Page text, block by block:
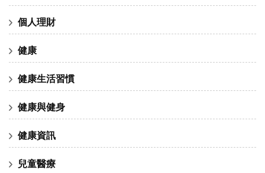
個人理財
健康
健康生活習慣
健康與健身
健康資訊
兒童醫療